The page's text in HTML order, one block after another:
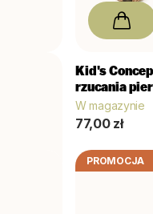
Kid's
rzucania
W magazynie
77,00 zł
PROMOCJA